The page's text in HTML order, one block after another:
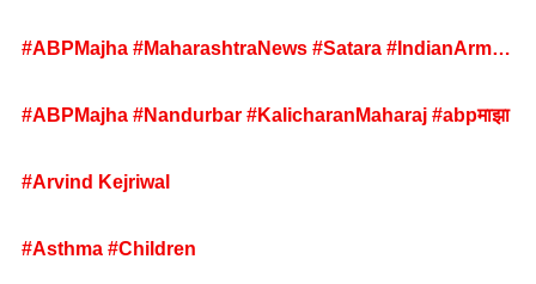
#ABPMajha #MaharashtraNews #Satara #IndianArmy
#MarathiNews #BreakingNews
#ABPMajha #Nandurbar #KalicharanMaharaj #abpमाझा
#Arvind Kejriwal
#Asthma #Children